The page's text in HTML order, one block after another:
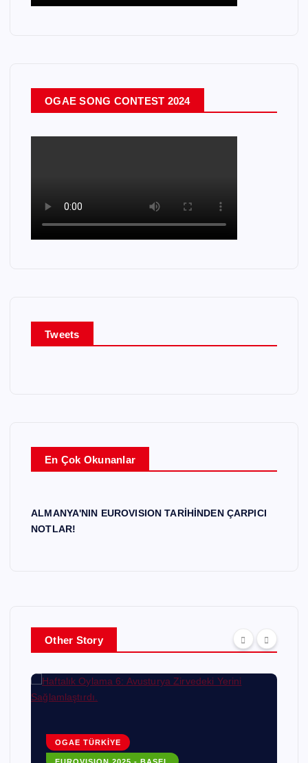
OGAE SONG CONTEST 2024
Tweets
En Çok Okunanlar
ALMANYA'NIN EUROVISION TARİHİNDEN ÇARPICI
NOTLAR!
Other Story